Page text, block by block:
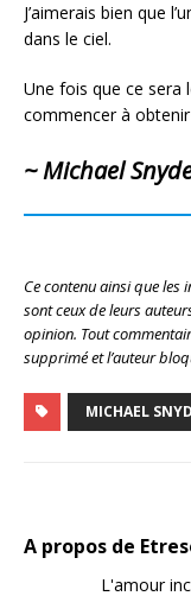
J’aimerais bien que
dans le ciel.
Une fois que ce sera
commencer à
~ Michael
Ce contenu ainsi que
sont ceux de leurs
opinion. Tout
supprimé et l’auteur
MICHAEL
A propos de
L'amour